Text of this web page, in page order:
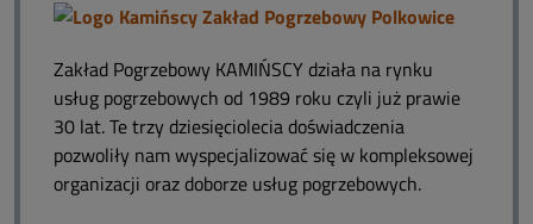
Zakład Pogrzebowy KAMIŃSCY działa na rynku
usług pogrzebowych od 1989 roku czyli już prawie
30 lat. Te trzy dziesięciolecia doświadczenia
pozwoliły nam wyspecjalizować się w kompleksowej
organizacji oraz doborze usług pogrzebowych.